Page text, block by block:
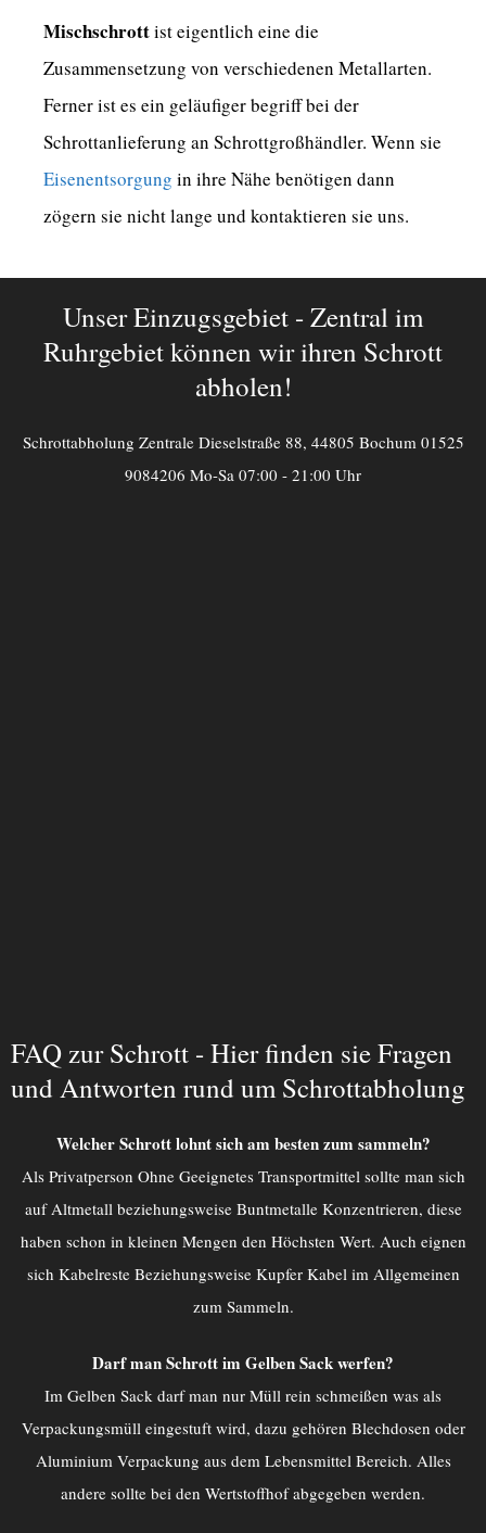
Mischschrottist eigentlich eine die
Zusammensetzung von verschiedenen Metallarten.
Ferner ist es ein geläufiger begriff bei der
Schrottanlieferung an Schrottgroßhändler. Wenn sie
Eisenentsorgung in ihre Nähe benötigen dann
zögern sie nicht lange und kontaktieren sie uns.
Unser Einzugsgebiet - Zentral im
Ruhrgebiet können wir ihren Schrott
abholen!
Schrottabholung Zentrale Dieselstraße 88, 44805 Bochum 01525
9084206 Mo-Sa 07:00 - 21:00 Uhr
FAQ zur Schrott - Hier finden sie Fragen
und Antworten rund um Schrottabholung
Welcher Schrott lohnt sich am besten zum sammeln?
Als Privatperson Ohne Geeignetes Transportmittel sollte man sich
auf Altmetall beziehungsweise Buntmetalle Konzentrieren, diese
haben schon in kleinen Mengen den Höchsten Wert. Auch eignen
sich Kabelreste Beziehungsweise Kupfer Kabel im Allgemeinen
zum Sammeln.
Darf man Schrott im Gelben Sack werfen?
Im Gelben Sack darf man nur Müll rein schmeißen was als
Verpackungsmüll eingestuft wird, dazu gehören Blechdosen oder
Aluminium Verpackung aus dem Lebensmittel Bereich. Alles
andere sollte bei den Wertstoffhof abgegeben werden.